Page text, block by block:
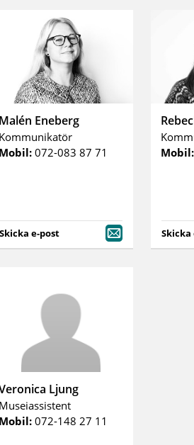
Eneberg
072-083 87 71
Skicka e-post Skicka
Ljung
072-148 27 11